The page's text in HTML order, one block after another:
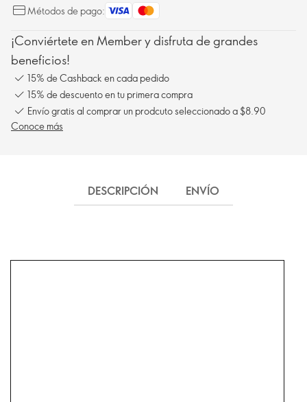
Métodos de pago:
¡Conviértete en Member y disfruta de grandes
beneficios!
15% de Cashback en cada pedido
15% de descuento en tu primera compra
Envío gratis al comprar un prodcuto seleccionado a $8.90
Conoce más
DESCRIPCIÓN ENVÍO